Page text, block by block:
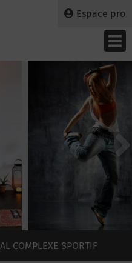
Espace pro
COMPLEXE SPORTIF